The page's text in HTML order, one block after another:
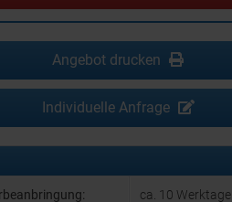
Angebot drucken
Individuelle Anfrage
ca. 10 Werktage